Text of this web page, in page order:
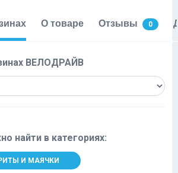
О товаре Отзывы 0
ВЕЛОДРАЙВ
найти в категориях:
И МАЯЧКИ